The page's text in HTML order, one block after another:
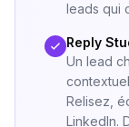
leads qui
Reply
Un lead
Relisez,
LinkedIn.